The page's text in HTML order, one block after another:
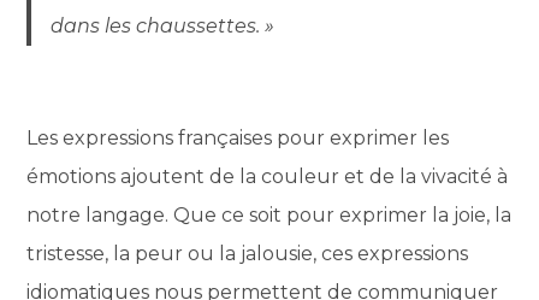
dans les chaussettes. »
Les expressions françaises pour exprimer les
émotions ajoutent de la couleur et de la vivacité à
notre langage. Que ce soit pour exprimer la joie, la
tristesse, la peur ou la jalousie, ces expressions
idiomatiques nous permettent de communiquer